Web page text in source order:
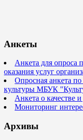
Анкеты
Анкета для опроса
оказания услуг
Опросная анкета по
культуры МБУК
Анкета о качестве
Мониторинг
Архивы